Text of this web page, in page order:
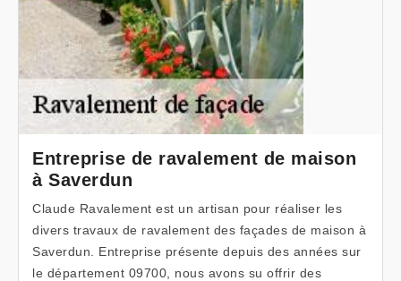
Entreprise de ravalement de maison
à Saverdun
Claude Ravalement est un artisan pour réaliser les
divers travaux de ravalement des façades de maison à
Saverdun. Entreprise présente depuis des années sur
le département 09700, nous avons su offrir des